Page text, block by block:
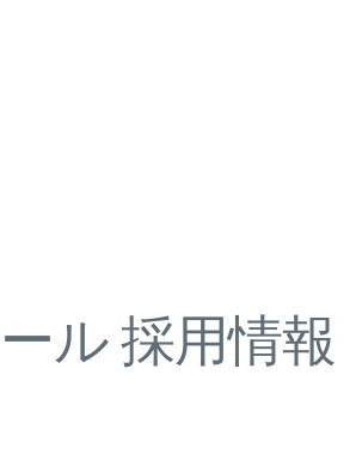
ル 採用情報